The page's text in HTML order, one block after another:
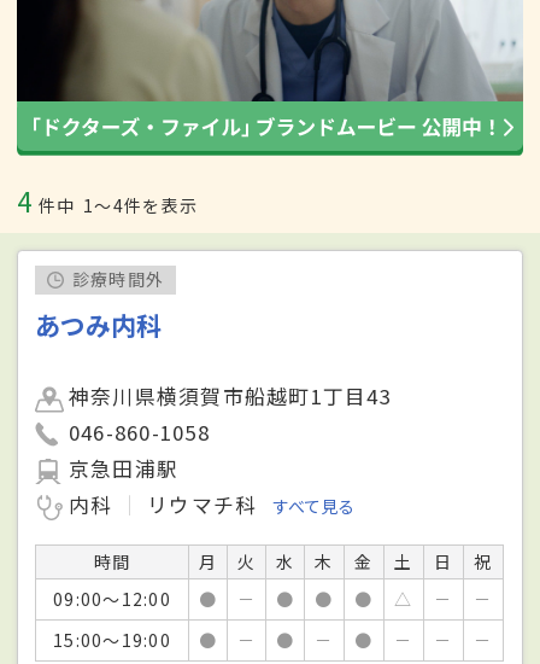
4 件中 1〜4件を表示
診療時間外
あつみ内科
神奈川県横須賀市船越町1丁目43
046-860-1058
京急田浦駅
内科
リウマチ科 すべて見る
時間 月 火 水 木 金 土 日
祝
09:00～12:00
● － ● ● ● △ －
－
15:00～19:00
● － ● － ● － －
－